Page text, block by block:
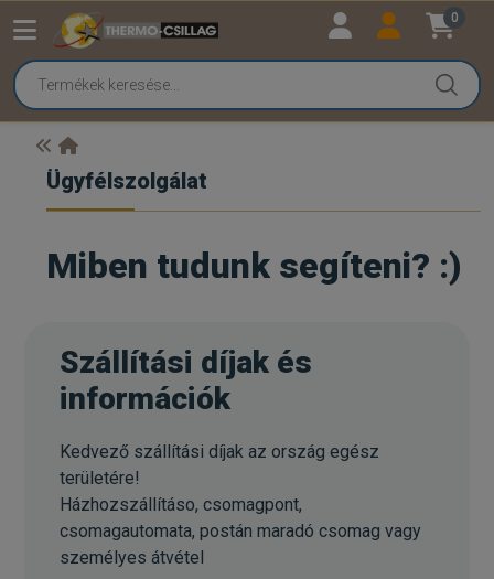
0
Ügyfélszolgálat
Miben tudunk segíteni? :)
Szállítási díjak és
információk
Kedvező szállítási díjak az ország egész
területére!
Házhozszállításo, csomagpont,
csomagautomata, postán maradó csomag vagy
személyes átvétel